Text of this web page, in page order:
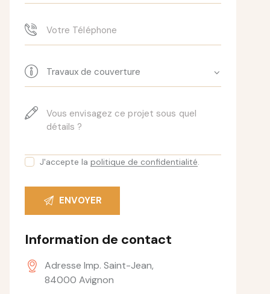
J'accepte la politique de confidentialité.
Information de contact
Adresse Imp. Saint-Jean,
84000 Avignon